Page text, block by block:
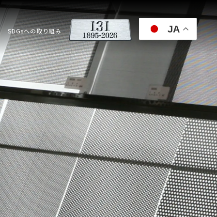
SDGsへの取り組み JA